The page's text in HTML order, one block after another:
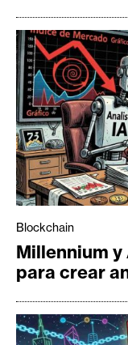
Blockchain
Millennium
para crear